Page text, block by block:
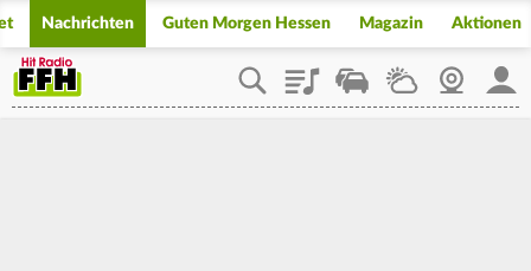
Nachrichten Guten Morgen Hessen Magazin Aktionen
PlaylistStaupilotWetterWebcam